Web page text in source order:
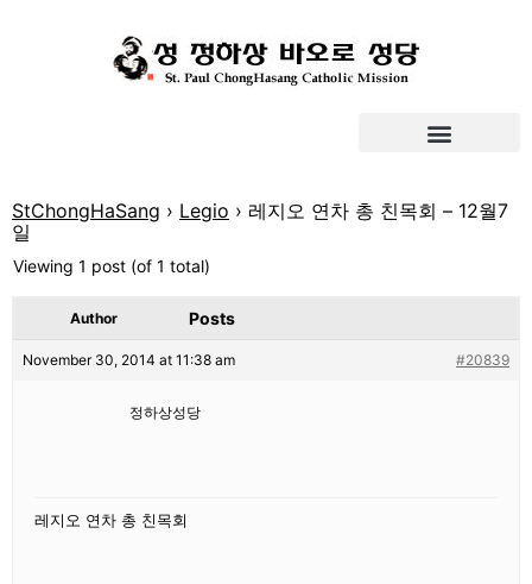
StChongHaSang › Legio › 레지오 연차 총 친목회 – 12월7
일
Viewing 1 post (of 1 total)
Author Posts
November 30, 2014 at 11:38 am #20839
정하상성당
레지오 연차 총 친목회